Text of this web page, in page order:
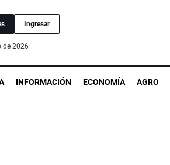
Ingresar
de 2026
INFORMACIÓN ECONOMÍA AGRO